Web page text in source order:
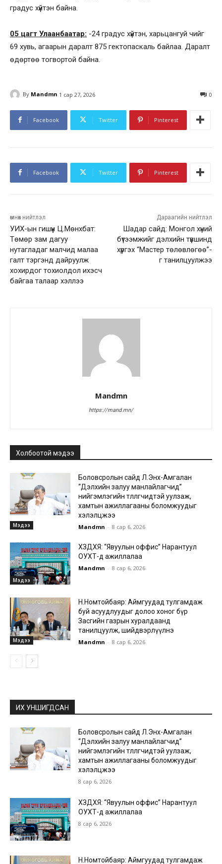
градус хүйтэн байна.
05 цагт Улаанбаатар: -24 градус хүйтэн, харьцангуй чийг
69 хувь, агаарын даралт 875 гектопаскаль байлаа. Даралт
өдөртөө тогвортой байна.
By Mandmn 1 сар 27, 2026 0
Facebook Twitter Pinterest
Facebook Twitter Pinterest
өмнөх нийтлэл
УИХ-ын гишүүн Ц.Мөнхбат:
Төмөр зам дагуу
нутагладаг малчид малаа
галт тэргэнд дайруулж
хохирдог тохиолдол ихэсч
байгаа талаар хэллээ
Дараагийн нийтлэл
Шадар сайд: Монгол хүний
бүтээмжийг дэлхийн түвшинд
хүргэх “Мастер төлөвлөгөө”-
г танилцуулжээ
Mandmn
https://mand.mn/
Холбоотой мэдээ
Мэдээ
Боловсролын сайд Л.Энх-Амгалан
“Дэлхийн залуу манлайлагчид”
нийгэмлэгийн төлөөлөгчидтэй уулзаж,
хамтын ажиллагааны боломжуудыг
хэлэлцжээ
Mandmn - 8 сар 6, 2026
Мэдээ
ХЗДХЯ: “Явуулын оффис” Нарантуул
ОУХТ-д ажиллалаа
Mandmn - 8 сар 6, 2026
Мэдээ
Н.Номтойбаяр: Аймгуудад тулгамдаж
буй асуудлуудыг долоо хоног бүр
Засгийн газрын хуралдаанд
танилцуулж, шийдвэрлүүлнэ
Mandmn - 8 сар 6, 2026
ИХ УНШИГДСАН
Боловсролын сайд Л.Энх-Амгалан
“Дэлхийн залуу манлайлагчид”
нийгэмлэгийн төлөөлөгчидтэй уулзаж,
хамтын ажиллагааны боломжуудыг
хэлэлцжээ
8 сар 6, 2026
ХЗДХЯ: “Явуулын оффис” Нарантуул
ОУХТ-д ажиллалаа
8 сар 6, 2026
Н.Номтойбаяр: Аймгуудад тулгамдаж